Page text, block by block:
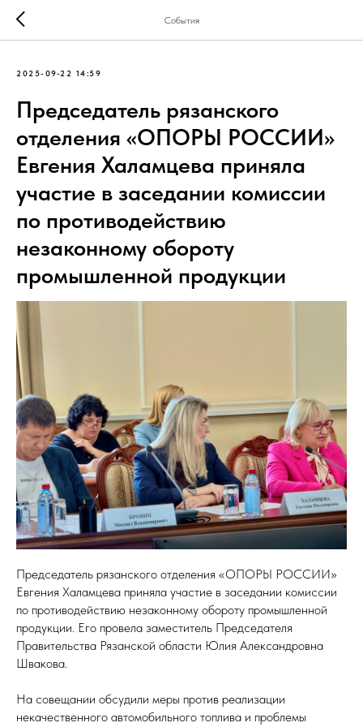
События
2025-09-22 14:59
Председатель рязанского
отделения «ОПОРЫ РОССИИ»
Евгения Халамцева приняла
участие в заседании комиссии
по противодействию
незаконному обороту
промышленной продукции
Председатель рязанского отделения «ОПОРЫ РОССИИ»
Евгения Халамцева приняла участие в заседании комиссии
по противодействию незаконному обороту промышленной
продукции. Его провела заместитель Председателя
Правительства Рязанской области Юлия Александровна
Швакова.
На совещании обсудили меры против реализации
некачественного автомобильного топлива и проблемы